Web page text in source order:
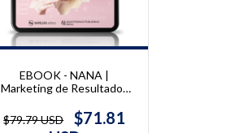
EBOOK - NANA |
Marketing de Resultados
Marcia Nana
$79.79 USD
$71.81